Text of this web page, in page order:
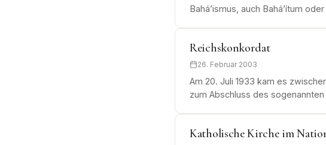
Bahá’ismus, auch Bahá’ítum
Reichskonkordat
26. Februar 2003
Am 20. Juli 1933 kam es
zum Abschluss des
Katholische Kirche im